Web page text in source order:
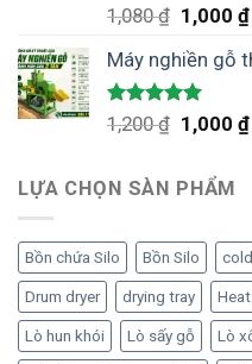
Được xếp
hạng
5.00
5 sao
1,080₫ Giá
là:
1,080 ₫.
1,000₫
Máy nghiền gỗ
Được xếp
hạng
5.00
1,200₫ Giá
1,200 ₫.
1,000₫
LỰA CHỌN SÀN PHẨM
Bồn chứa Silo Bồn Silo
Drum dryer drying tray
Lò hun khói Lò sấy gỗ Lò